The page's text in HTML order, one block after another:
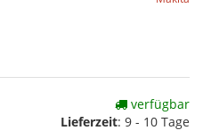
verfügbar
Lieferzeit: 9 - 10 Tage